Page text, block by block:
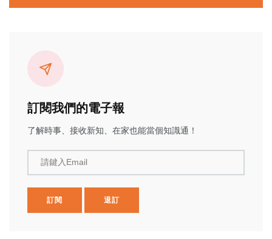
訂閱我們的電子報
了解時事、接收新知、在家也能當個知識通！
請鍵入Email
訂閱 退訂